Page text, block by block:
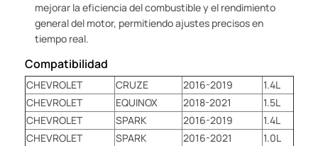
mejorar la eficiencia del combustible y el rendimiento
general del motor, permitiendo ajustes precisos en
tiempo real.
Compatibilidad
CHEVROLET CRUZE 2016-2019
1.4L
CHEVROLET
EQUINOX 2018-2021
1.5L
CHEVROLET
SPARK 2016-2019
1.4L
CHEVROLET
SPARK 2016-2021 1.0L